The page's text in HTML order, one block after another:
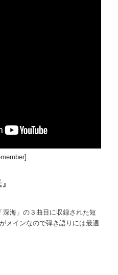
深海」の３曲目に収録された短
メインなので弾き語りには最適